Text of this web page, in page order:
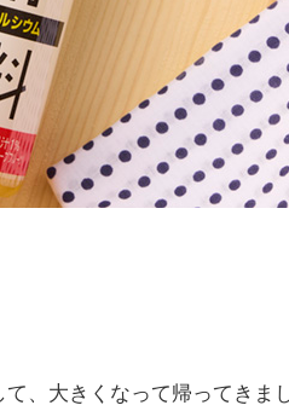
、大きくなって帰ってきま